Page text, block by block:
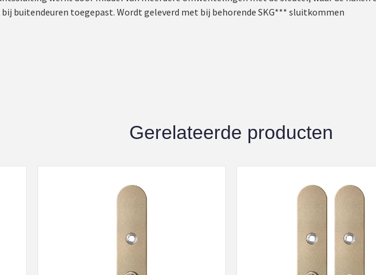
buitendeuren toegepast. Wordt geleverd met bij behorende SKG*** sluitkommen
Gerelateerde producten